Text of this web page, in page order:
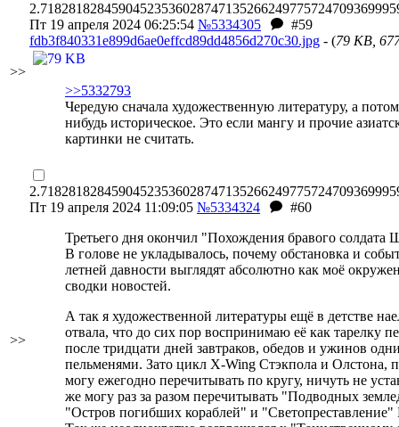
>>
Пт 19 апреля 2024 06:25:54 №5334305
#59
fdb3f840331e899d6ae0effcd89dd4856d270c30.jpg - (79 KB,
>>5332793
Чередую сначала художественную литературу, а
нибудь историческое. Это если мангу и прочие
картинки не считать.
>>
Пт 19 апреля 2024 11:09:05 №5334324
#60
Третьего дня окончил "Похождения бравого солдата
В голове не укладывалось, почему обстановка и
летней давности выглядят абсолютно как моё
сводки новостей.
А так я художественной литературы ещё в детстве
отвала, что до сих пор воспринимаю её как тарелку
после тридцати дней завтраков, обедов и ужинов
пельменями. Зато цикл X-Wing Стэкпола и Олстона,
могу ежегодно перечитывать по кругу, ничуть не
же могу раз за разом перечитывать "Подводных
"Остров погибших кораблей" и "Светопреставление"